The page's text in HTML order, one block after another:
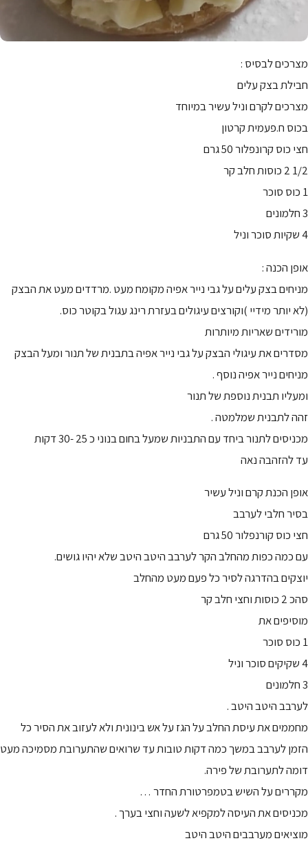
מצרכים לבסיס :
חבילת בצק עלים
מצרכים לקרם וניל עשיר במיוחד
בכוס ח.פעמית קרטון
חצי כוס קרונפלור 50 גרם
1/2 2 כוסות חלב קר
1 כוס סוכר
3 חלמונים
4 שקיות סוכר וניל
אופן הכנה :
מניחים בצק עלים על גבי נייר אפיה מקומח מעט .מרדדים מעט את הבצק
(לא יותר מידיי )וקורצים עיגולים בעזרת רינג עגול בקוטר כוס.
מורידים שאריות מיותרות
מסדרים את עיגולי הבצק על גבי נייר אפיה בתבנית של תנור ומעל הבצק
מניחים נייר אפיה נוסף .
ומעליו תבנית נוספת של תנור
זהה לתבנית שמלמטה .
מכניסים לתנור ביחד עם התבניות שמעל בחום בנוני כ 25 -30 דקות
עד להזהבה נאה
אופן הכנת קרם וניל עשיר
בסיר חלבי לערבב
חצי כוס קורנפלור 50 גרם
עם כמה כפות מהחלב הקר לערבב היטב היטב שלא יהיו גושים.
יוצקים בהדרגה לסיר כל פעם מעט מהחלב
סהכ 2 כוסות וחצי חלב קר
מוסיפים את
1 כוס סוכר
4 שקיקים סוכר וניל
3 חלמונים
לערבב היטב היטב .
מחממים את עיסת החלב על הגז על אש בינונית ולא לעזוב את הסיר כל
הזמן לערבב במשך כמה דקות טובות עד שרואים שהתערובת מסמיכה מעט
דומה לתערובת של פירה.
מקררים על השיש בטמפרטורת החדר …
מכניסים את העיסה למקפיא לשעה וחצי בערך .
מוציאים מערבבים היטב היטב